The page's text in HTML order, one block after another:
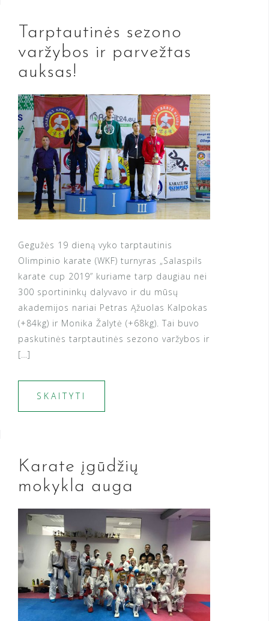
Tarptautinės sezono
varžybos ir parvežtas
auksas!
Gegužės 19 dieną vyko tarptautinis
Olimpinio karate (WKF) turnyras „Salaspils
karate cup 2019” kuriame tarp daugiau nei
300 sportininkų dalyvavo ir du mūsų
akademijos nariai Petras Ąžuolas Kalpokas
(+84kg) ir Monika Žalytė (+68kg). Tai buvo
paskutinės tarptautinės sezono varžybos ir
[…]
SKAITYTI
Karate įgūdžių
mokykla auga